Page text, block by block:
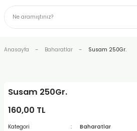
Anasayfa Baharatlar Susam 250Gr.
Susam 250Gr.
160,00 TL
Kategori
Baharatlar